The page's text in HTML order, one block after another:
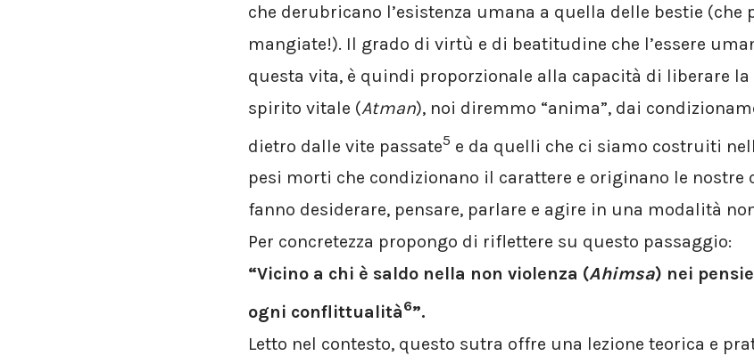
che derubricano l’esistenza umana a quella delle bestie (che
mangiate!). Il grado di virtù e di beatitudine che l’essere
questa vita, è quindi proporzionale alla capacità di liberare la
spirito vitale (Atman), noi diremmo “anima”, dai
dietro dalle vite passate5 e da quelli che ci siamo costruiti
pesi morti che condizionano il carattere e originano le nostre
fanno desiderare, pensare, parlare e agire in una modalità
Per concretezza propongo di riflettere su questo passaggio:
“Vicino a chi è saldo nella non violenza (Ahimsa) nei
ogni conflittualità6”.
Letto nel contesto, questo sutra offre una lezione teorica e